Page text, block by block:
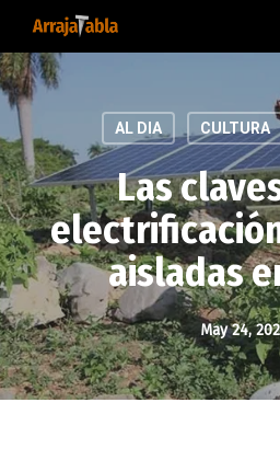
main
content
AL DIA CULTURA
Las
aisladas
May 24,